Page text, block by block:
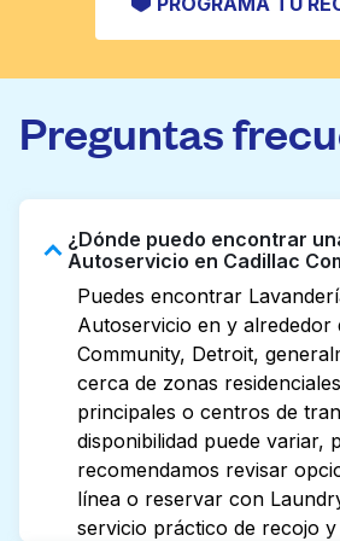
Preguntas
¿Dónde puedo encontrar
Autoservicio en Cadillac
Puedes encontrar
Autoservicio en y alrededor
Community, Detroit,
cerca de zonas
principales o centros de
disponibilidad puede variar,
recomendamos revisar
línea o reservar con
servicio práctico de recojo